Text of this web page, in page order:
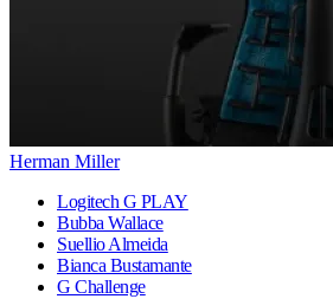
Herman Miller
Logitech G PLAY
Bubba Wallace
Suellio Almeida
Bianca Bustamante
G Challenge